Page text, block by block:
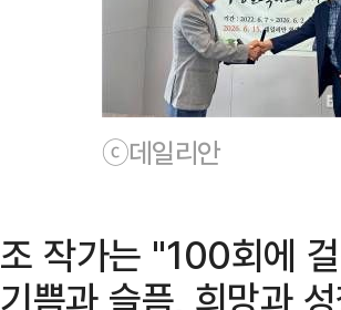
ⓒ데일리안
조 작가는 "100회에
기쁨과 슬픔, 희망과